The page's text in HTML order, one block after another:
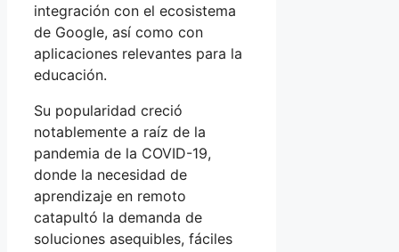
integración con el ecosistema
de Google, así como con
aplicaciones relevantes para la
educación.
Su popularidad creció
notablemente a raíz de la
pandemia de la COVID-19,
donde la necesidad de
aprendizaje en remoto
catapultó la demanda de
soluciones asequibles, fáciles